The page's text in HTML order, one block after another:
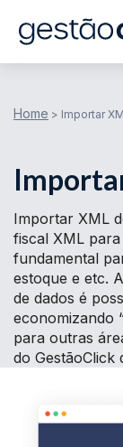
Home > Importar
Importar XML
fiscal XML
fundamental
estoque e etc.
de dados é
economizando
para outras
do GestãoClick